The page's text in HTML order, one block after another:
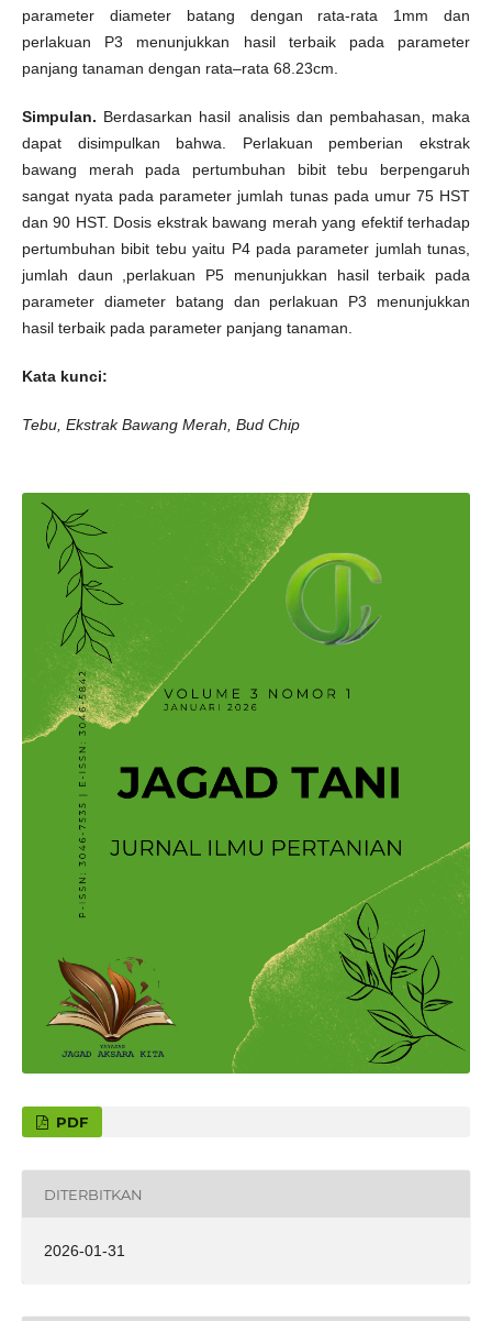
parameter diameter batang dengan rata-rata 1mm dan
perlakuan P3 menunjukkan hasil terbaik pada parameter
panjang tanaman dengan rata–rata 68.23cm.
Simpulan. Berdasarkan hasil analisis dan pembahasan, maka
dapat disimpulkan bahwa. Perlakuan pemberian ekstrak
bawang merah pada pertumbuhan bibit tebu berpengaruh
sangat nyata pada parameter jumlah tunas pada umur 75 HST
dan 90 HST. Dosis ekstrak bawang merah yang efektif terhadap
pertumbuhan bibit tebu yaitu P4 pada parameter jumlah tunas,
jumlah daun ,perlakuan P5 menunjukkan hasil terbaik pada
parameter diameter batang dan perlakuan P3 menunjukkan
hasil terbaik pada parameter panjang tanaman.
Kata kunci:
Tebu, Ekstrak Bawang Merah, Bud Chip
PDF
DITERBITKAN
2026-01-31